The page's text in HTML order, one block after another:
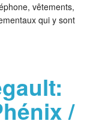
vêtements,
qui y sont
/